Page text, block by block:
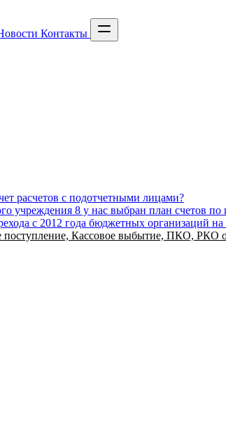
Контакты
расчетов с подотчетными лицами?
учреждения 8 у нас выбран план счетов
с 2012 года бюджетных организаций
поступление, Кассовое выбытие, ПКО,